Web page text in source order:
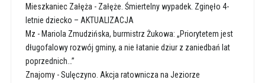
Mieszkaniec Załęża - Załęże. Śmiertelny wypadek. Zginęło 4-
letnie dziecko – AKTUALIZACJA
Mz - Mariola Zmudzińska, burmistrz Żukowa: „Priorytetem jest
długofalowy rozwój gminy, a nie łatanie dziur z zaniedbań lat
poprzednich…”
Znajomy-Sulęczyno. Akcja ratownicza na Jeziorze